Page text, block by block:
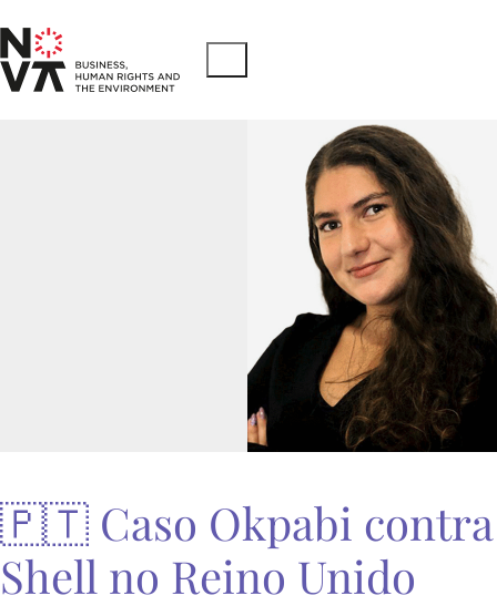
🇵🇹 Caso Okpabi contra
Shell no Reino Unido